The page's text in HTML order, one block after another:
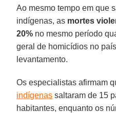
Ao mesmo tempo em que
indígenas, as mortes
20% no mesmo período
geral de homicídios no
levantamento.
Os especialistas afirmam
indígenas saltaram de 15
habitantes, enquanto os